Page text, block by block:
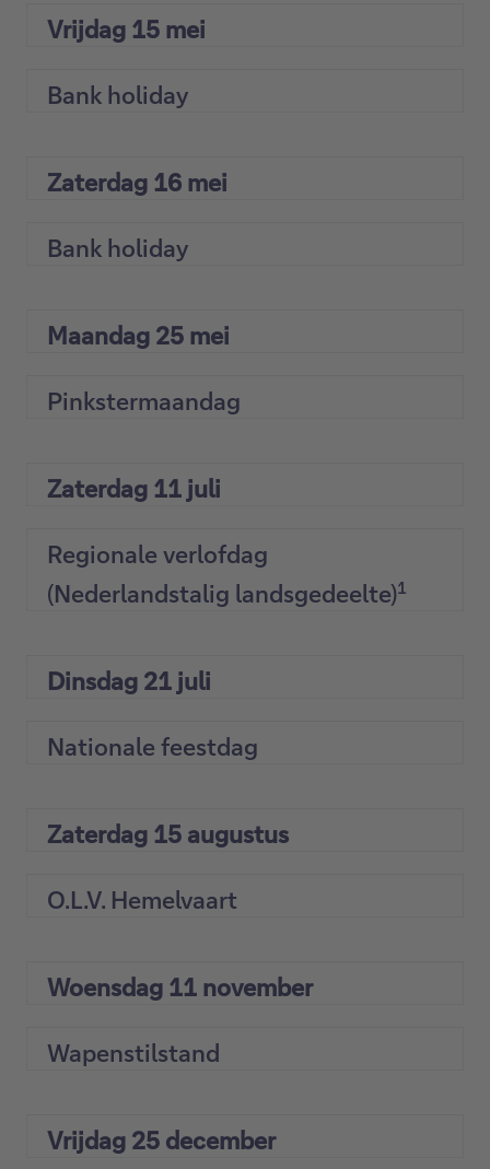
Vrijdag 15 mei
Bank holiday
Zaterdag 16 mei
Bank holiday
Maandag 25 mei
Pinkstermaandag
Zaterdag 11 juli
Regionale verlofdag
(Nederlandstalig landsgedeelte)1
Dinsdag 21 juli
Nationale feestdag
Zaterdag 15 augustus
O.L.V. Hemelvaart
Woensdag 11 november
Wapenstilstand
Vrijdag 25 december